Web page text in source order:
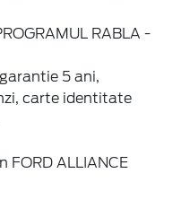
RABLA -
5 ani,
carte identitate
ALLIANCE